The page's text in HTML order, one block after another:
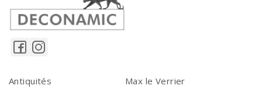
Antiquités
Max le Verrier